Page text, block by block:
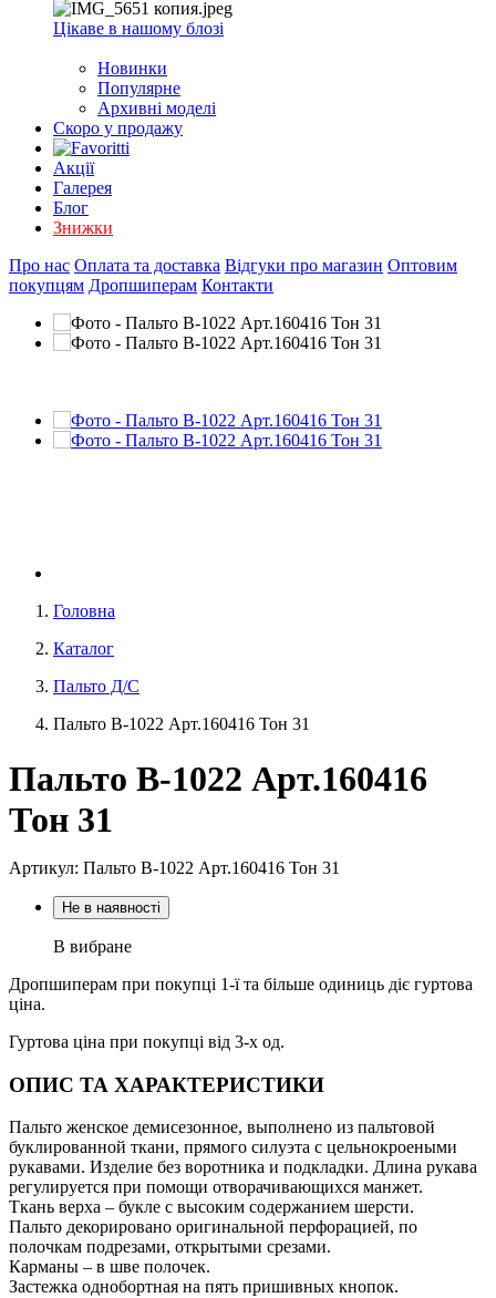
Цікаве в нашому блозі
Новинки
Популярне
Архивні моделі
Скоро у продажу
Акції
Галерея
Блог
Знижки
Про нас Оплата та доставка Відгуки про магазин Оптовим
покупцям Дропшиперам Контакти
Головна
Каталог
Пальто Д/С
Пальто В-1022 Aрт.160416 Тон 31
Пальто В-1022 Aрт.160416
Тон 31
Артикул: Пальто В-1022 Aрт.160416 Тон 31
Не в наявності
В вибране
Дропшиперам при покупці 1-ї та більше одиниць діє гуртова
ціна.
Гуртова ціна при покупці від 3-х од.
ОПИС ТА ХАРАКТЕРИСТИКИ
Пальто женское демисезонное, выполнено из пальтовой
буклированной ткани, прямого силуэта с цельнокроеными
рукавами. Изделие без воротника и подкладки. Длина рукава
регулируется при помощи отворачивающихся манжет.
Ткань верха – букле с высоким содержанием шерсти.
Пальто декорировано оригинальной перфорацией, по
полочкам подрезами, открытыми срезами.
Карманы – в шве полочек.
Застежка однобортная на пять пришивных кнопок.